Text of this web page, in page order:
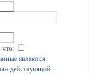
являются
действующий